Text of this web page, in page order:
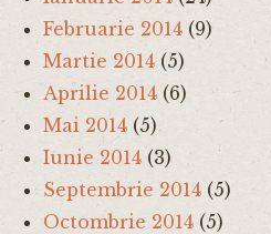
Februarie 2014 (9)
Martie 2014 (5)
Aprilie 2014 (6)
Mai 2014 (5)
Iunie 2014 (3)
Septembrie 2014 (5)
Octombrie 2014 (5)